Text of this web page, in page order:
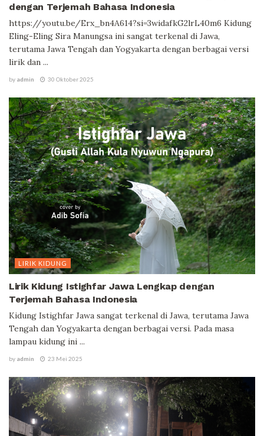
dengan Terjemah Bahasa Indonesia
https://youtu.be/Erx_bn4A614?si=3widafkG2lrL40m6 Kidung
Eling-Eling Sira Manungsa ini sangat terkenal di Jawa,
terutama Jawa Tengah dan Yogyakarta dengan berbagai versi
lirik dan ...
by admin 30 Oktober 2025
LIRIK KIDUNG
Lirik Kidung Istighfar Jawa Lengkap dengan
Terjemah Bahasa Indonesia
Kidung Istighfar Jawa sangat terkenal di Jawa, terutama Jawa
Tengah dan Yogyakarta dengan berbagai versi. Pada masa
lampau kidung ini ...
by admin 23 Mei 2025